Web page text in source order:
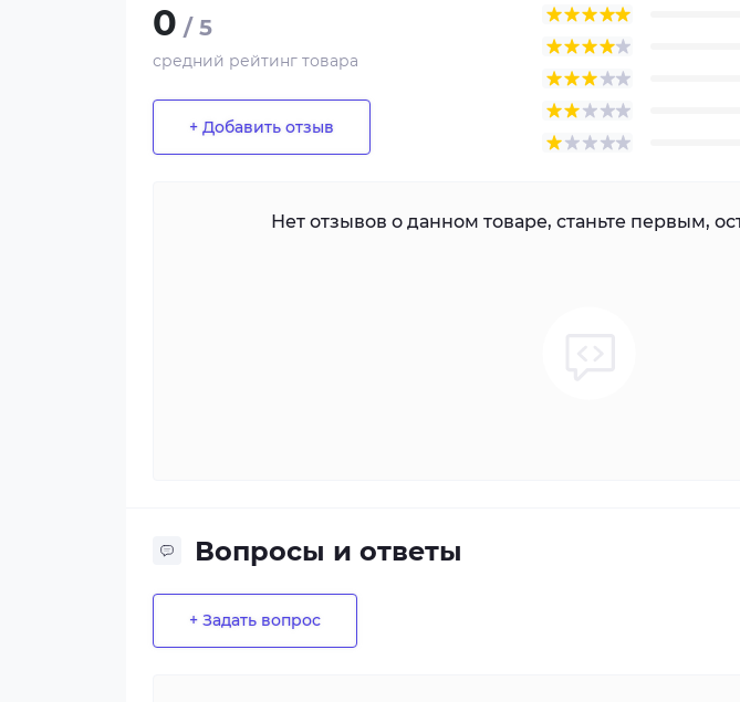
0 / 5
средний рейтинг товара
+ Добавить отзыв
Нет отзывов о данном товаре, станьте первым,
Вопросы и ответы
+ Задать вопрос